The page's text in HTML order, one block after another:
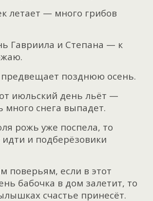
летает — много грибов
Гавриила и Степана — к
позднюю осень.
июльский день льёт —
много снега выпадет.
рожь уже поспела, то
и подберёзовики
поверьям, если в этот
бабочка в дом залетит, то
счастье принесёт.